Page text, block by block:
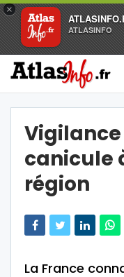
×
ATLASINFO
canicule
région
La France